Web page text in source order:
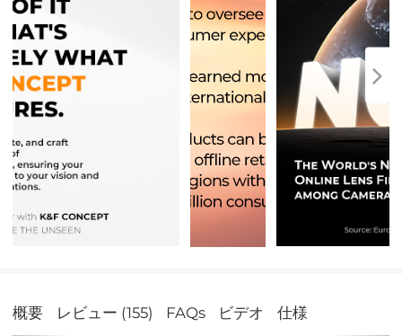
概要 レビュー (155) FAQs ビデオ 仕様